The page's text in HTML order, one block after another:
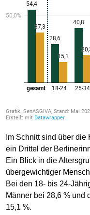
Im Schnitt sind über
ein Drittel der
Ein Blick in die
übergewichtiger
Bei den 18- bis 24-
Männer bei 28,6 % und
15,1 %.